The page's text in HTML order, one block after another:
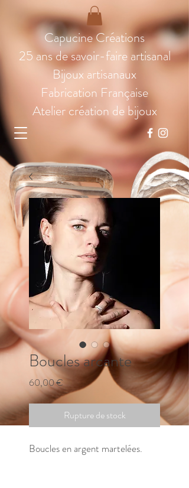
Capucine Créations
25 ans de savoir-faire artisanal
Bijoux artisanaux
Fabrication Française
Atelier création de bijoux
Boucles arcante
60,00 €
Rupture de stock
Boucles en argent martelées.